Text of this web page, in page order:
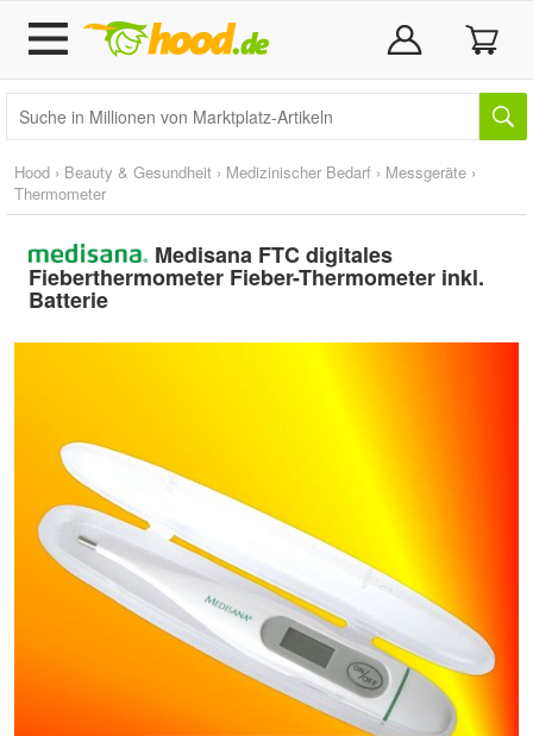
Hood › Beauty & Gesundheit › Medizinischer Bedarf › Messgeräte ›
Thermometer
Medisana FTC digitales
Fieberthermometer Fieber-Thermometer inkl.
Batterie